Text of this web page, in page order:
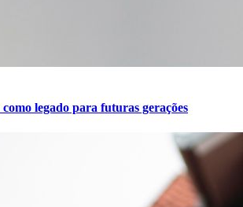
legado para futuras gerações